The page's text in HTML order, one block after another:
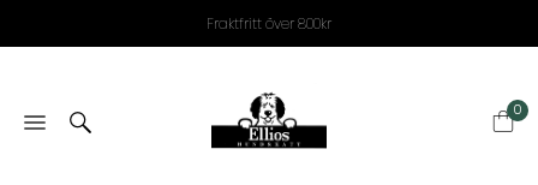
Fraktfritt över 800kr
0